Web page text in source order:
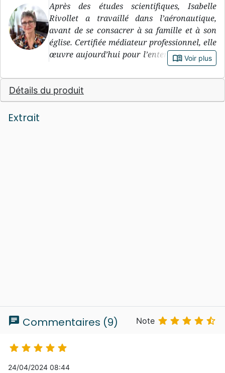
Après des études scientifiques, Isabelle
Rivollet a travaillé dans l’aéronautique,
avant de se consacrer à sa famille et à son
église. Certifiée médiateur professionnel, elle
œuvre aujourd’hui pour l’entente au sein de
sa commune et a été, durant quinze ans,
présidente d’une association de lutte contre
la souffrance au travail.
book_open Voir plus
Détails du produit
Extrait
chat Commentaires (9) Note     
    
24/04/2024 08:44